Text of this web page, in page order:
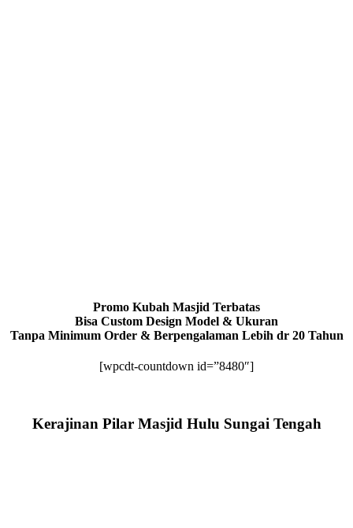
Promo Kubah Masjid Terbatas
Bisa Custom Design Model & Ukuran
Tanpa Minimum Order & Berpengalaman Lebih dr 20 Tahun
[wpcdt-countdown id=”8480″]
Kerajinan Pilar Masjid Hulu Sungai Tengah